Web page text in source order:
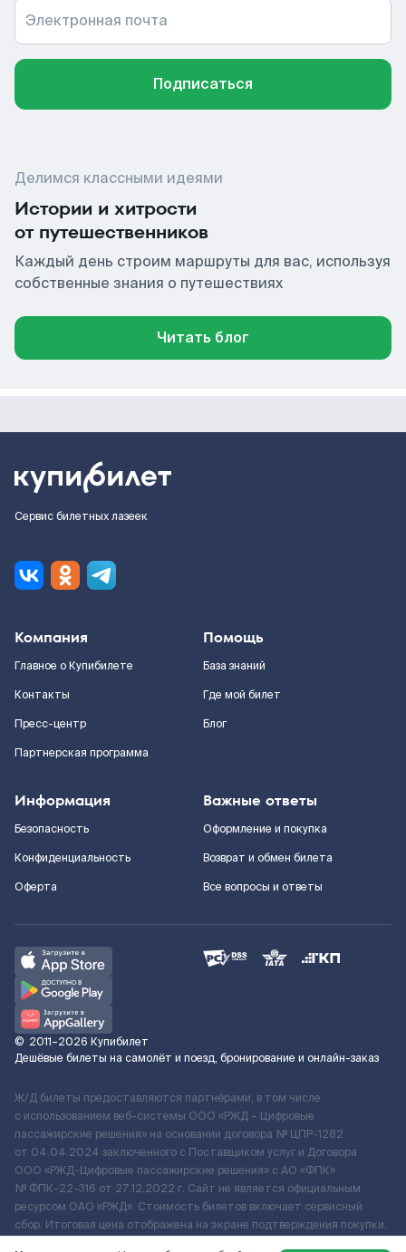
Электронная почта
Подписаться
Делимся классными идеями
Истории и хитрости
от путешественников
Каждый день строим маршруты для вас, используя
собственные знания о путешествиях
Читать блог
Сервис билетных лазеек
Компания
Главное о Купибилете
Контакты
Пресс-центр
Партнерская программа
Помощь
База знаний
Где мой билет
Блог
Информация
Безопасность
Конфиденциальность
Оферта
Важные ответы
Оформление и покупка
Возврат и обмен билета
Все вопросы и ответы
© 2011–2026 Купибилет
Дешёвые билеты на самолёт и поезд, бронирование и онлайн-заказ
Ж/Д билеты предоставляются партнёрами, в том числе
с использованием веб-системы ООО «РЖД – Цифровые
пассажирские решения» на основании договора № ЦПР-1282
от 04.04.2024 заключенного с Поставщиком услуг и Договора
ООО «РЖД-Цифровые пассажирские решения» c АО «ФПК»
№ ФПК-22-316 от 27.12.2022 г. Сайт не является официальным
ресурсом ОАО «РЖД». Стоимость билетов включает сервисный
сбор. Итоговая цена отображена на экране подтверждения покупки.